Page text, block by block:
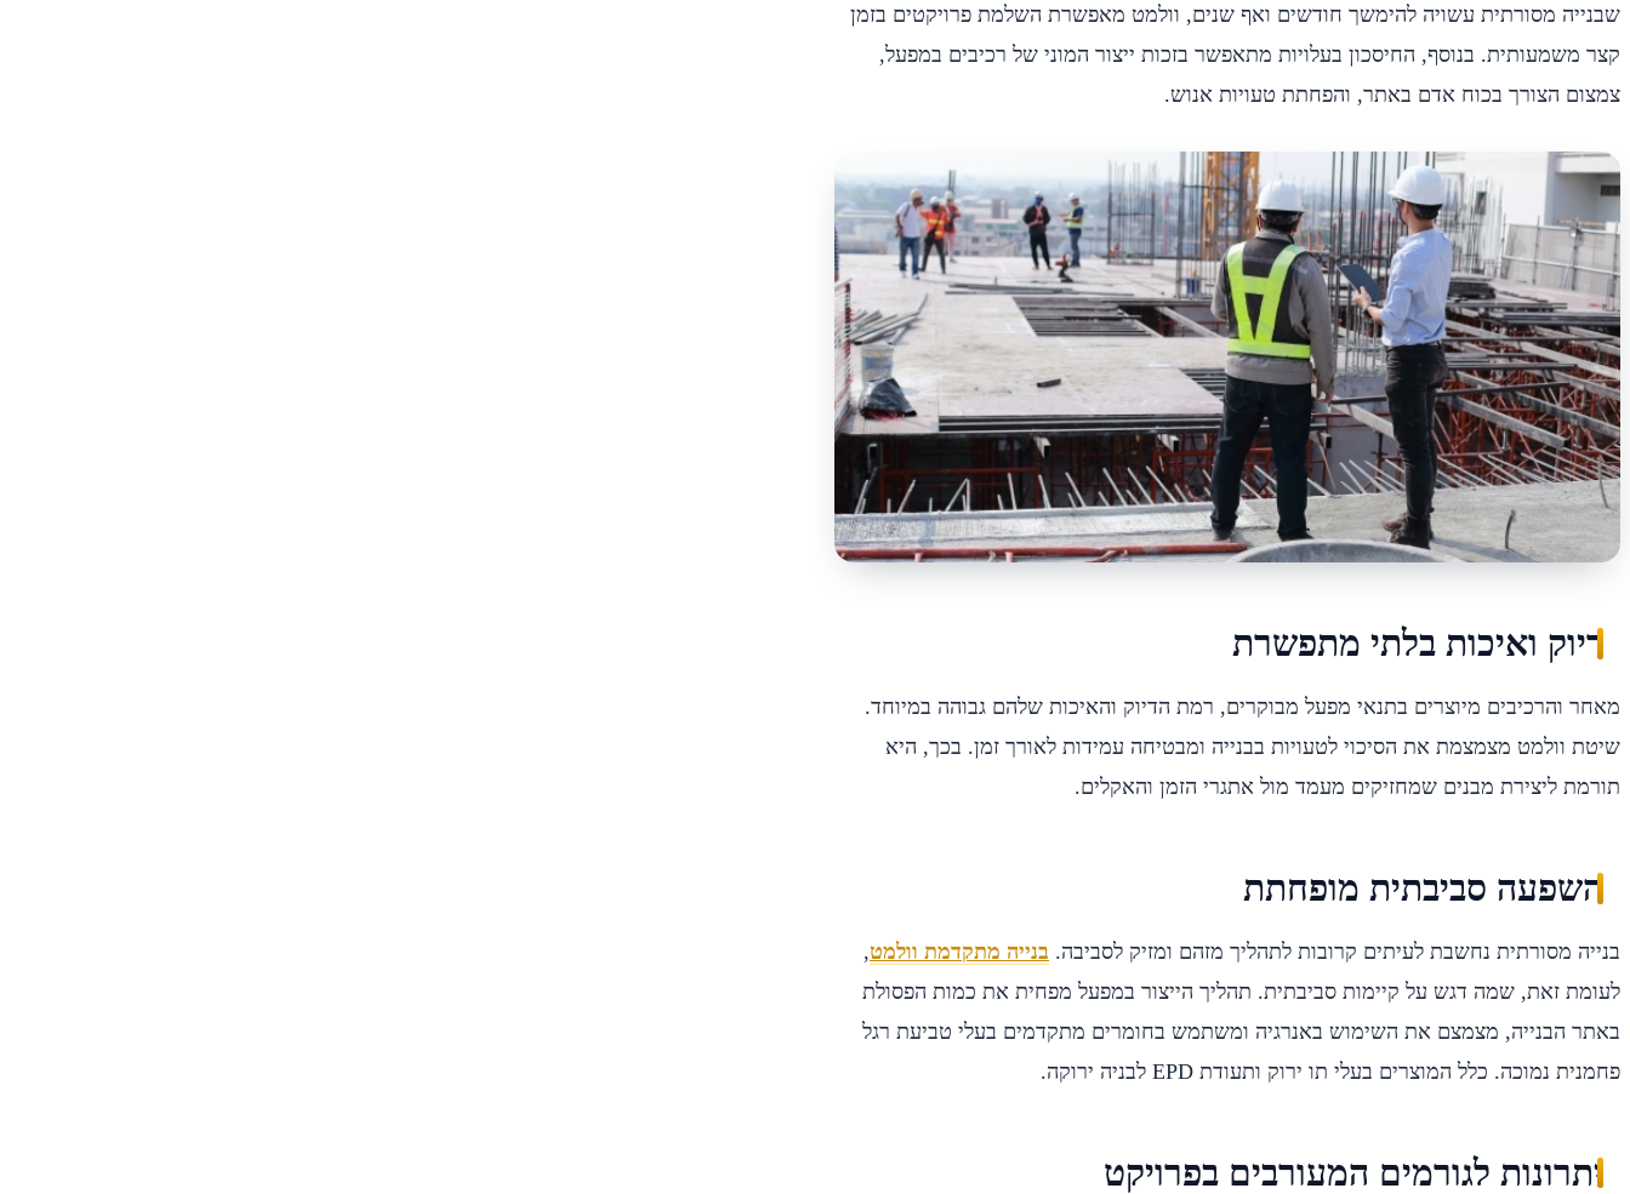
שבנייה מסורתית עשויה להימשך חודשים ואף שנים, וולמט מאפשרת השלמת פרויקטים בזמן
קצר משמעותית. בנוסף, החיסכון בעלויות מתאפשר בזכות ייצור המוני של רכיבים במפעל,
צמצום הצורך בכוח אדם באתר, והפחתת טעויות אנוש.
דיוק ואיכות בלתי מתפשרת
מאחר והרכיבים מיוצרים בתנאי מפעל מבוקרים, רמת הדיוק והאיכות שלהם גבוהה במיוחד.
שיטת וולמט מצמצמת את הסיכוי לטעויות בבנייה ומבטיחה עמידות לאורך זמן. בכך, היא
תורמת ליצירת מבנים שמחזיקים מעמד מול אתגרי הזמן והאקלים.
השפעה סביבתית מופחתת
בנייה מסורתית נחשבת לעיתים קרובות לתהליך מזהם ומזיק לסביבה. בנייה מתקדמת וולמט,
לעומת זאת, שמה דגש על קיימות סביבתית. תהליך הייצור במפעל מפחית את כמות הפסולת
באתר הבנייה, מצמצם את השימוש באנרגיה ומשתמש בחומרים מתקדמים בעלי טביעת רגל
פחמנית נמוכה. כלל המוצרים בעלי תו ירוק ותעודת EPD לבניה ירוקה.
יתרונות לגורמים המעורבים בפרויקט